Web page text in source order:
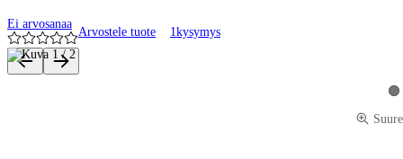
Ei arvosanaa
Arvostele tuote 1kysymys
Tuotteen kuvat ja videot